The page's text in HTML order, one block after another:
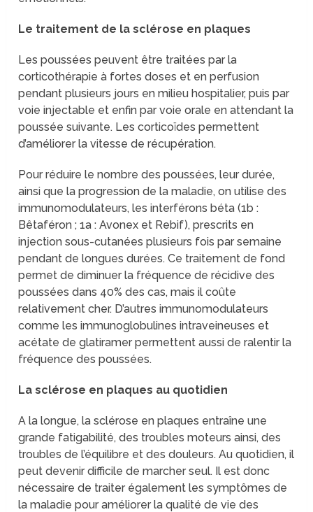
Le traitement de la sclérose en plaques
Les poussées peuvent être traitées par la
corticothérapie à fortes doses et en perfusion
pendant plusieurs jours en milieu hospitalier, puis par
voie injectable et enfin par voie orale en attendant la
poussée suivante. Les corticoïdes permettent
d’améliorer la vitesse de récupération.
Pour réduire le nombre des poussées, leur durée,
ainsi que la progression de la maladie, on utilise des
immunomodulateurs, les interférons béta (1b :
Bêtaféron ; 1a : Avonex et Rebif), prescrits en
injection sous-cutanées plusieurs fois par semaine
pendant de longues durées. Ce traitement de fond
permet de diminuer la fréquence de récidive des
poussées dans 40% des cas, mais il coûte
relativement cher. D’autres immunomodulateurs
comme les immunoglobulines intraveineuses et
acétate de glatiramer permettent aussi de ralentir la
fréquence des poussées.
La sclérose en plaques au quotidien
A la longue, la sclérose en plaques entraîne une
grande fatigabilité, des troubles moteurs ainsi, des
troubles de l’équilibre et des douleurs. Au quotidien, il
peut devenir difficile de marcher seul. Il est donc
nécessaire de traiter également les symptômes de
la maladie pour améliorer la qualité de vie des